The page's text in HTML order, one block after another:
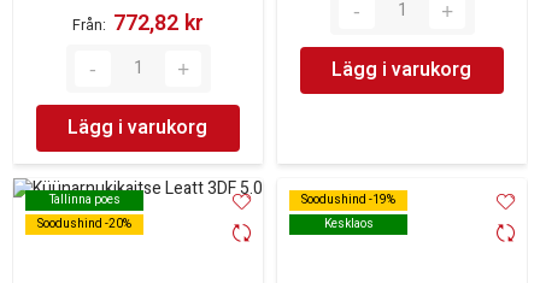
Från 772,82 kr‎
Lägg i varukorg
Lägg i varukorg
Tallinna poes
Soodushind -20%
Tallinna poes
Soodushind -20%
Soodushind -19%
Kesklaos
Soodushind -19%
Kesklaos